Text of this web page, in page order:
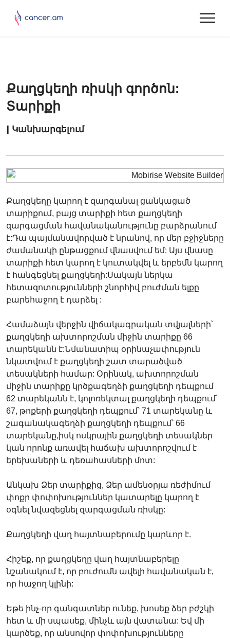
Քաղցկեղի ռիսկի գործոն:
Տարիքի
| Կանխարգելում
Քաղցկեղը կարող է զարգանալ ցանկացած
տարիքում, բայց տարիքի հետ քաղցկեղի
զարգացման հավանականությունը բարձրանում
է:Դա պայմանավորված է նրանով, որ մեր բջիջները
ժամանակի ընթացքում վնասվում եմ: Այս վնասը
տարիքի հետ կարող է կուտակվել և երբեմն կարող
է հանգեցնել քաղցկեղի:Սակայն ներկա
հետազոտությունների շնորհիվ բուժման ելքը
բարեհաջող է դարձել :
Համաձայն վերջին վիճակագրական տվյալների՝
քաղցկեղի ախտորոշման միջին տարիքը 66
տարեկանն է:Նմանատիպ օրինաչափություն
նկատվում է քաղցկեղի շատ տարածված
տեսակների համար: Օրինակ, ախտորոշման
միջին տարիքը կրծքագեղձի քաղցկեղի դեպքում
62 տարեկանն է, կոլոռեկտալ քաղցկեղի դեպքում՝
67, թոքերի քաղցկեղի դեպքում՝ 71 տարեկանը և
շագանակագեղձի քաղցկեղի դեպքում՝ 66
տարեկանը,իսկ ոսկրային քաղցկեղի տեսակներ
կան որոնք առավել հաճախ ախտորոշվում է
երեխաների և դեռահասների մոտ:
Անկախ Ձեր տարիքից, Ձեր ամենօրյա ռեժիմում
փոքր փոփոխություններ կատարելը կարող է
օգնել նվազեցնել զարգացման ռիսկը:
Քաղցկեղի վաղ հայտնաբերումը կարևոր է.
Հիշեք, որ քաղցկեղը վաղ հայտնաբերելը
նշանակում է, որ բուժումն ավելի հավանական է,
որ հաջող կլինի:
Եթե ​​ինչ-որ գանգատներ ունեք, խոսեք ձեր բժշկի
հետ և մի սպասեք, մինչև այն վատանա: Եվ մի
կարծեք, որ անսովոր փոփոխությունները